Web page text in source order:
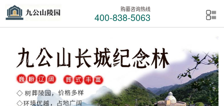
购墓咨询热线
400-838-5063